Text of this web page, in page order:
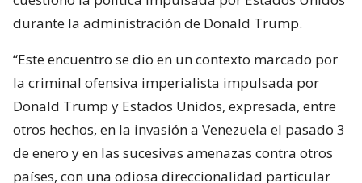
durante la administración de Donald Trump.
“Este encuentro se dio en un contexto marcado por
la criminal ofensiva imperialista impulsada por
Donald Trump y Estados Unidos, expresada, entre
otros hechos, en la invasión a Venezuela el pasado 3
de enero y en las sucesivas amenazas contra otros
países, con una odiosa direccionalidad particular